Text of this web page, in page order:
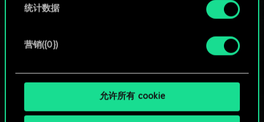
统计数据
营销({0})
允许所有 cookie